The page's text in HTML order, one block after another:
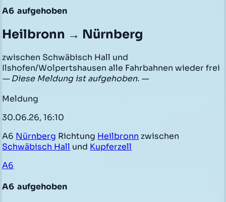
A6 aufgehoben
Heilbronn → Nürnberg
zwischen Schwäbisch Hall und
Ilshofen/Wolpertshausen alle Fahrbahnen wieder frei
— Diese Meldung ist aufgehoben. —
Meldung
30.06.26, 16:10
A6 Nürnberg Richtung Heilbronn zwischen
Schwäbisch Hall und Kupferzell
A6
A6 aufgehoben